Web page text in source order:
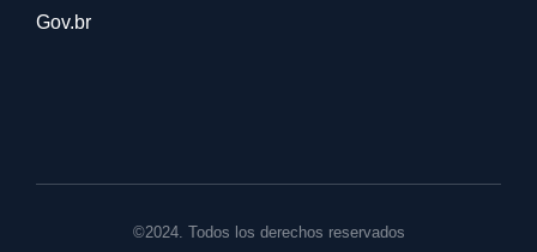
Gov.br
©2024. Todos los derechos reservados